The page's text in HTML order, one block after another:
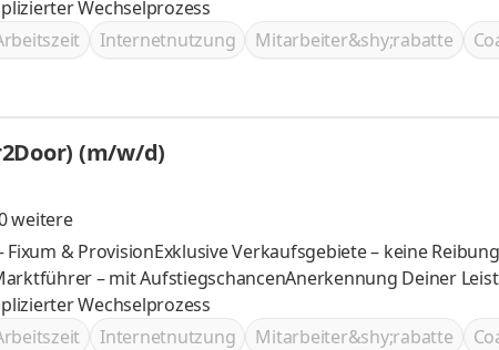
Wechselprozess
Internetnutzung Mitarbeiter&shy;rabatte
(m/w/d)
weitere
& ProvisionExklusive Verkaufsgebiete – keine
– mit AufstiegschancenAnerkennung Deiner
Wechselprozess
Internetnutzung Mitarbeiter&shy;rabatte